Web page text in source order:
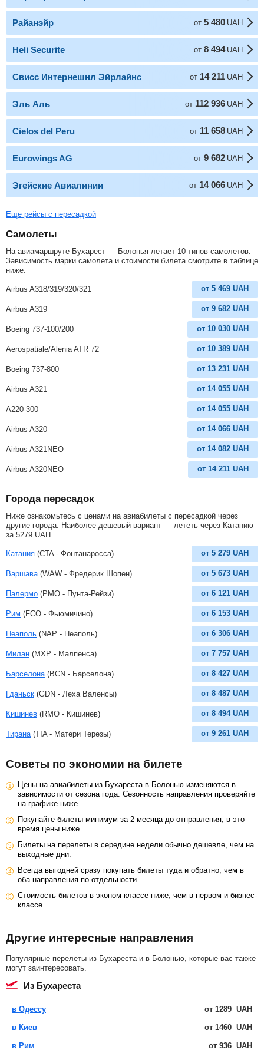
Райанэйр от 5 480 UAH
Heli Securite от 8 494 UAH
Свисс Интернешнл Эйрлайнс от 14 211 UAH
Эль Аль от 112 936 UAH
Cielos del Peru от 11 658 UAH
Eurowings AG от 9 682 UAH
Эгейские Авиалинии от 14 066 UAH
Еще рейсы с пересадкой
Самолеты
На авиамаршруте Бухарест — Болонья летает 10 типов самолетов.
Зависимость марки самолета и стоимости билета смотрите в таблице
ниже.
Airbus A318/319/320/321 от 5 469 UAH
Airbus A319 от 9 682 UAH
Boeing 737-100/200 от 10 030 UAH
Aerospatiale/Alenia ATR 72 от 10 389 UAH
Boeing 737-800 от 13 231 UAH
Airbus A321 от 14 055 UAH
A220-300 от 14 055 UAH
Airbus A320 от 14 066 UAH
Airbus A321NEO от 14 082 UAH
Airbus A320NEO от 14 211 UAH
Города пересадок
Ниже ознакомьтесь с ценами на авиабилеты с пересадкой через
другие города. Наиболее дешевый вариант — лететь через Катанию
за 5279 UAH
Катания (CTA - Фонтанаросса) от 5 279 UAH
Варшава (WAW - Фредерик Шопен) от 5 673 UAH
Палермо (PMO - Пунта-Рейзи) от 6 121 UAH
Рим (FCO - Фьюмичино) от 6 153 UAH
Неаполь (NAP - Неаполь) от 6 306 UAH
Милан (MXP - Малпенса) от 7 757 UAH
Барселона (BCN - Барселона) от 8 427 UAH
Гданьск (GDN - Леха Валенсы) от 8 487 UAH
Кишинев (RMO - Кишинев) от 8 494 UAH
Тирана (TIA - Матери Терезы) от 9 261 UAH
Советы по экономии на билете
Цены на авиабилеты из Бухареста в Болонью изменяются в
зависимости от сезона года. Сезонность направления проверяйте
на графике ниже.
Покупайте билеты минимум за 2 месяца до отправления, в это
время цены ниже.
Билеты на перелеты в середине недели обычно дешевле, чем на
выходные дни.
Всегда выгодней сразу покупать билеты туда и обратно, чем в
оба направления по отдельности.
Стоимость билетов в эконом-классе ниже, чем в первом и бизнес-
классе.
Другие интересные направления
Популярные перелеты из Бухареста и в Болонью, которые вас также
могут заинтересовать.
из Бухареста
в Одессу от 1289 UAH
в Киев от 1460 UAH
в Рим от 936 UAH